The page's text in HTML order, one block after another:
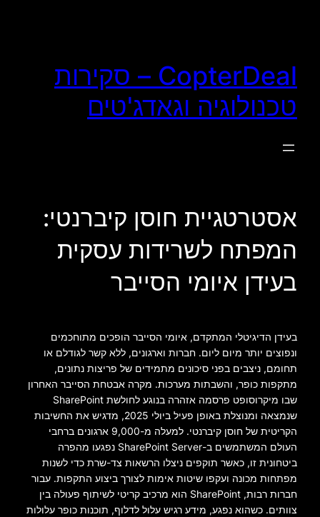
CopterDeal – סקירות
טכנולוגיה וגאדג'טים
אסטרטגיית חוסן קיברנטי:
המפתח לשרידות עסקית
בעידן איומי הסייבר
בעידן הדיגיטלי המתקדם, איומי הסייבר הופכים מתוחכמים
ונפוצים יותר מיום ליום. חברות וארגונים, ללא קשר לגודלם או
תחומם, ניצבים בפני סיכונים מתמידים של פריצות נתונים,
מתקפות כופר, והשבתות מערכות. מקרה אבטחת הסייבר האחרון
שבו מיקרוסופט פרסמה אזהרה בנוגע לחולשת SharePoint
שנמצאה ומנוצלת באופן פעיל ביולי 2025, מדגיש את החשיבות
הקריטית של חוסן קיברנטי. למעלה מ-9,000 ארגונים ברחבי
העולם המשתמשים ב-SharePoint Server נפגעו מהפרה
ביטחונית זו, כאשר תוקפים ניצלו הרשאות צד-שרת כדי לשנות
מפתחות מכונה ועקפו שיטות אימות לצורך ביצוע התקפות. עבור
חברות רבות, SharePoint הוא מרכיב קריטי לשיתוף פעולה בין
צוותים. כשהוא נפגע, מידע רגיש עלול לדלוף, תוכנות כופר עלולות